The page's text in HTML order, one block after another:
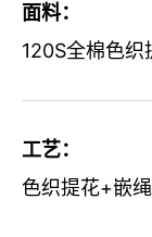
面料：
120S全棉色织
工艺：
色织提花+嵌